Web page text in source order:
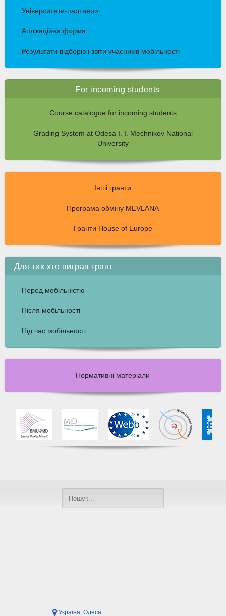
Університети-партнери
Аплікаційна форма
Результати відборів і звіти учасників мобільності
For incoming students
Course catalogue for incoming students
Grading System at Odesa I. I. Mechnikov National
University
Інші гранти
Програма обміну MEVLANA
Гранти House of Europe
Для тих хто виграв грант
Перед мобільністю
Після мобільності
Під час мобільності
Нормативні матеріали
Україна, Одеса